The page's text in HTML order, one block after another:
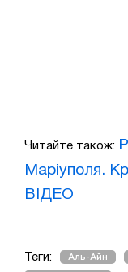
Читайте також:
Маріуполя.
ВІДЕО
Теги: Аль-Айн